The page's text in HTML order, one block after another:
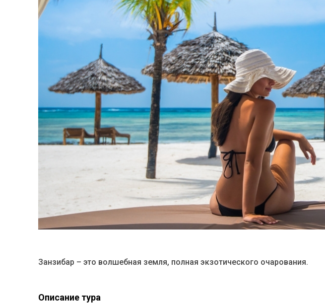
Занзибар – это волшебная земля, полная экзотического очарования.
Описание тура